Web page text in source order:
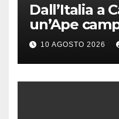
Dall’Italia a
un’Ape
l’incredibile
Francesco
10 AGOSTO 2026